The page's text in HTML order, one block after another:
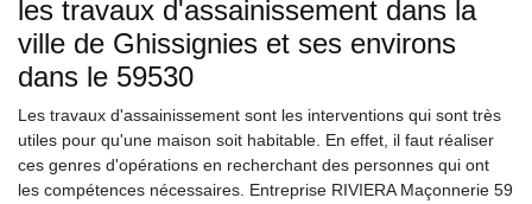
les travaux d'assainissement dans la
ville de Ghissignies et ses environs
dans le 59530
Les travaux d'assainissement sont les interventions qui sont très
utiles pour qu'une maison soit habitable. En effet, il faut réaliser
ces genres d'opérations en recherchant des personnes qui ont
les compétences nécessaires. Entreprise RIVIERA Maçonnerie 59